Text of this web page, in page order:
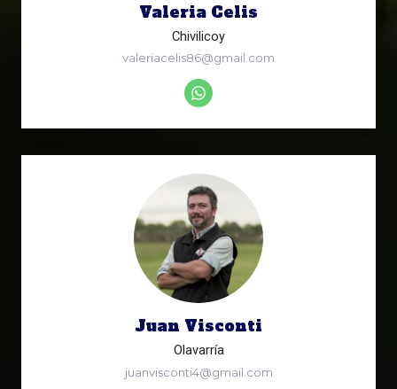
Valeria Celis
Chivilicoy
valeriacelis86@gmail.com
Juan Visconti
Olavarría
juanvisconti4@gmail.com